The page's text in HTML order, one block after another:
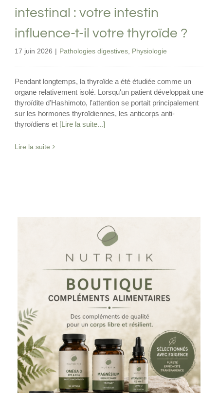
intestinal : votre intestin
influence-t-il votre thyroïde ?
17 juin 2026 | Pathologies digestives Physiologie
Pendant longtemps, la thyroïde a été étudiée comme un
organe relativement isolé. Lorsqu'un patient développait une
thyroïdite d'Hashimoto, l'attention se portait principalement
sur les hormones thyroïdiennes, les anticorps anti-
thyroïdiens et [Lire la suite...]
Lire la suite